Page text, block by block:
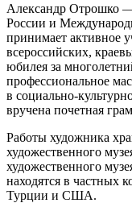
Александр Отрошко
России и
принимает активное
всероссийских,
юбилея за
профессиональное
в социально-
вручена почетная
Работы художника
художественного
художественного
находятся в частных
Турции и США.